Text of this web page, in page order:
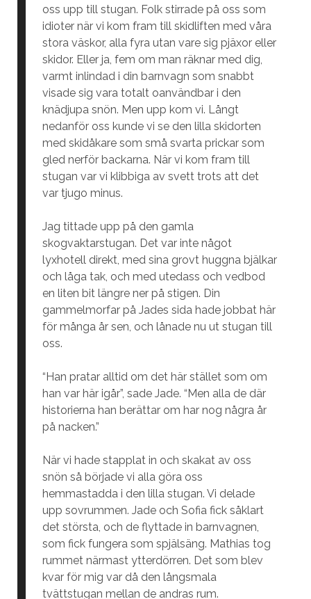
oss upp till stugan. Folk stirrade på oss som
idioter när vi kom fram till skidliften med våra
stora väskor, alla fyra utan vare sig pjäxor eller
skidor. Eller ja, fem om man räknar med dig,
varmt inlindad i din barnvagn som snabbt
visade sig vara totalt oanvändbar i den
knädjupa snön. Men upp kom vi. Långt
nedanför oss kunde vi se den lilla skidorten
med skidåkare som små svarta prickar som
gled nerför backarna. När vi kom fram till
stugan var vi klibbiga av svett trots att det
var tjugo minus.
Jag tittade upp på den gamla
skogvaktarstugan. Det var inte något
lyxhotell direkt, med sina grovt huggna bjälkar
och låga tak, och med utedass och vedbod
en liten bit längre ner på stigen. Din
gammelmorfar på Jades sida hade jobbat här
för många år sen, och lånade nu ut stugan till
oss.
“Han pratar alltid om det här stället som om
han var här igår”, sade Jade. “Men alla de där
historierna han berättar om har nog några år
på nacken.”
När vi hade stapplat in och skakat av oss
snön så började vi alla göra oss
hemmastadda i den lilla stugan. Vi delade
upp sovrummen. Jade och Sofia fick såklart
det största, och de flyttade in barnvagnen,
som fick fungera som spjälsäng. Mathias tog
rummet närmast ytterdörren. Det som blev
kvar för mig var då den långsmala
tvättstugan mellan de andras rum.